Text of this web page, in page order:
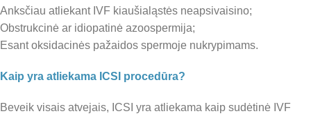
Anksčiau atliekant IVF kiaušialąstės neapsivaisino;
Obstrukcinė ar idiopatinė azoospermija;
Esant oksidacinės pažaidos spermoje nukrypimams.
Kaip yra atliekama ICSI procedūra?
Beveik visais atvejais, ICSI yra atliekama kaip sudėtinė IVF